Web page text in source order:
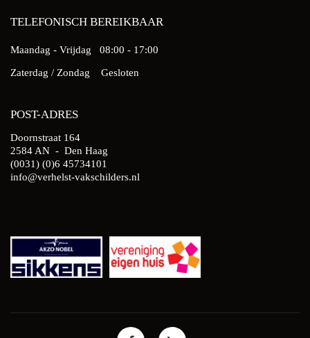
TELEFONISCH BEREIKBAAR
Maandag - Vrijdag 08:00 - 17:00
Zaterdag / Zondag Gesloten
POST-ADRES
Doornstraat 164
2584 AN - Den Haag
(0031) (0)6 45734101
info@verhelst-vakschilders.nl